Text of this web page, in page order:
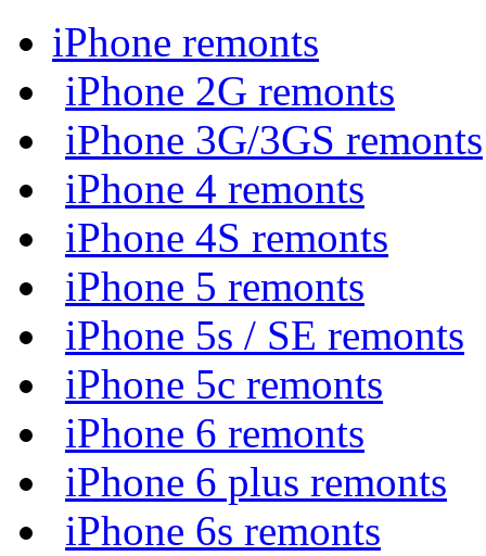
iPhone remonts
iPhone 2G remonts
iPhone 3G/3GS remonts
iPhone 4 remonts
iPhone 4S remonts
iPhone 5 remonts
iPhone 5s / SE remonts
iPhone 5c remonts
iPhone 6 remonts
iPhone 6 plus remonts
iPhone 6s remonts